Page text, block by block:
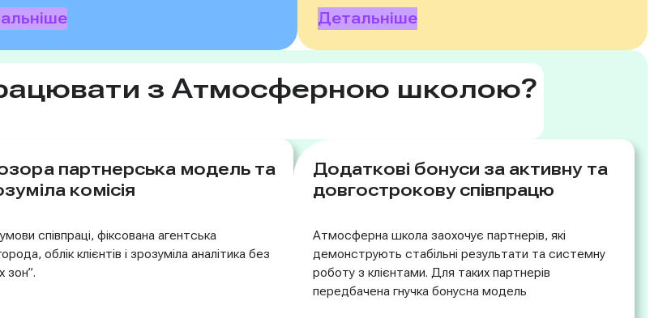
Детальніше
з Атмосферною школою?
партнерська модель та
комісія
умови співпраці, фіксована агентська
облік клієнтів і зрозуміла аналітика без
зон”.
Додаткові бонуси за активну та
довгострокову співпрацю
Атмосферна школа заохочує партнерів, які
демонструють стабільні результати та системну
роботу з клієнтами. Для таких партнерів
передбачена гнучка бонусна модель